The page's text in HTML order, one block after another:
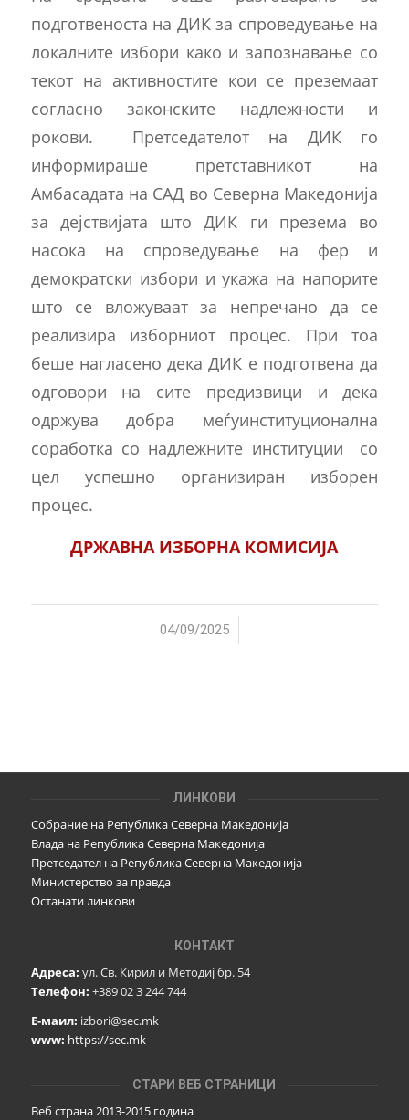
подготвеноста на ДИК за спроведување на
локалните избори како и запознавање со
текот на активностите кои се преземаат
согласно законските надлежности и
рокови. Претседателот на ДИК го
информираше претставникот на
Амбасадата на САД во Северна Македонија
за дејствијата што ДИК ги презема во
насока на спроведување на фер и
демократски избори и укажа на напорите
што се вложуваат за непречано да се
реализира изборниот процес. При тоа
беше нагласено дека ДИК е подготвена да
одговори на сите предизвици и дека
одржува дoбра меѓуинституционална
соработка со надлежните институции со
цел успешно организиран изборен
процес.
ДРЖАВНА ИЗБОРНА КОМИСИЈА
04/09/2025
/
ЛИНКОВИ
Собрание на Република Северна Македонија
Влада на Република Северна Македонија
Претседател на Република Северна Македонија
Министерство за правда
Останати линкови
КОНТАКТ
Адреса: ул. Св. Кирил и Методиј бр. 54
Телефон: +389 02 3 244 744
Е-маил: izbori@sec.mk
www: https://sec.mk
СТАРИ ВЕБ СТРАНИЦИ
Веб страна 2013-2015 година